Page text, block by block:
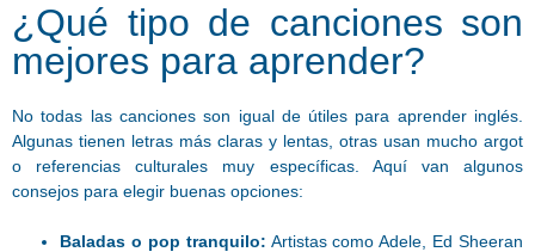
¿Qué tipo de canciones son
mejores para aprender?
No todas las canciones son igual de útiles para aprender inglés.
Algunas tienen letras más claras y lentas, otras usan mucho argot
o referencias culturales muy específicas. Aquí van algunos
consejos para elegir buenas opciones:
Baladas o pop tranquilo: Artistas como Adele, Ed Sheeran